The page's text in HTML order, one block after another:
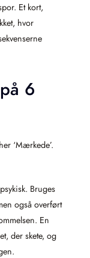
Et kort,
hvor
6
‘Mærkede’.
Bruges
også overført
En
der skete, og